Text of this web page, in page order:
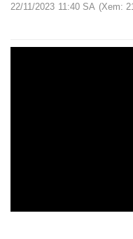
22/11/2023 11:40 SA (Xem: